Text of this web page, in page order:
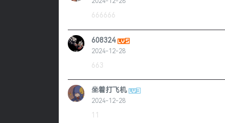
666666
608324
2024-12-28
663
坐着打飞机
2024-12-28
11